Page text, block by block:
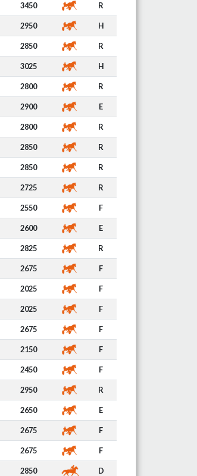
3450 R
2950 H
2850 R
3025 H
2800 R
2900 E
2800 R
2850 R
2850 R
2725 R
2550 F
2600 E
2825 R
2675 F
2025 F
2025 F
2675 F
2150 F
2450 F
2950 R
2650 E
2675 F
2675 F
2850 D